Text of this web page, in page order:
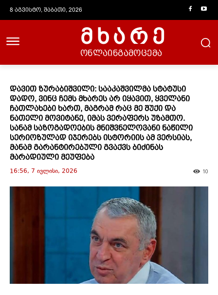
8 აგვისტო, შაბათი, 2026
მხარე
ონლაინგამოცემა
დავით ზურაბიშვილი: სააკაშვილმა სტატუსი
დადო, ვინც ჩემს მხარეს არ იყავით, ყველანი
ჩათლახები ხართ, მაგრამ რაც მე შუქი და
ნათელი მოვიტანე, იმას ვერაფერს უზამთო.
სანამ საზოგადოების მნიშვნელოვანი ნაწილი
სერიოზულად იჯერებს ისტორიის ამ ვერსიას,
მანამ გარანტირებული გვაქვს ბიძინას
მარადიული მეუფება
10
16:56, 7 ივლისი, 2026